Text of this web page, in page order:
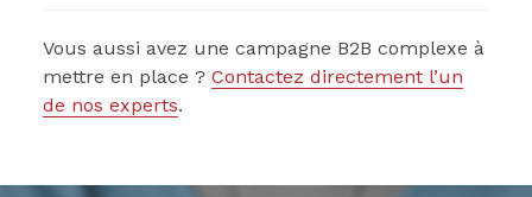
Vous aussi avez une campagne B2B complexe à
mettre en place ? Contactez directement l’un
de nos experts.